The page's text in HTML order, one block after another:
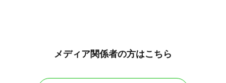
メディア関係者の方はこちら